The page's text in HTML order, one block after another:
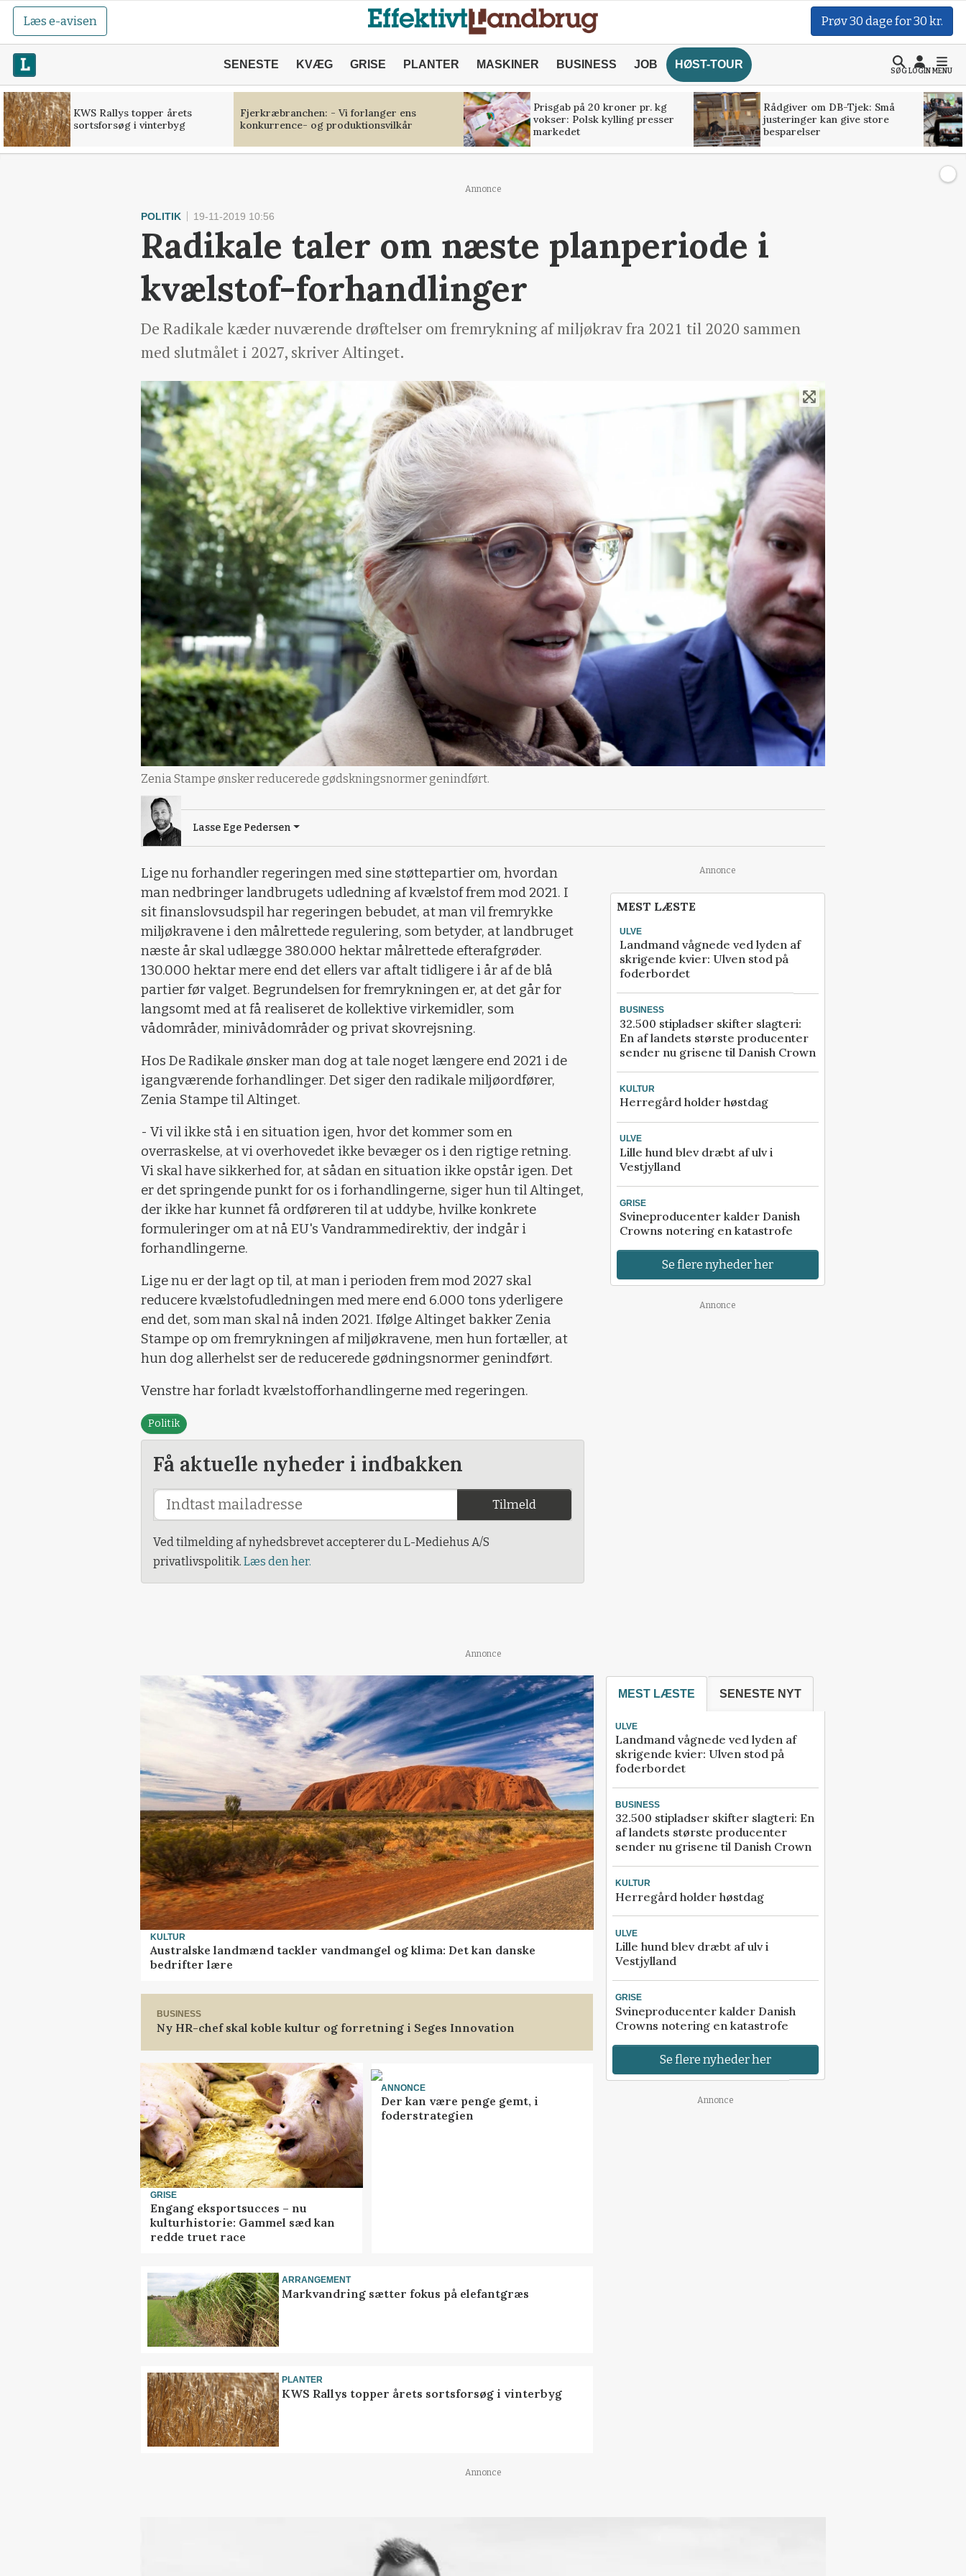
Læs e-avisen Prøv 30 dage for 30 kr.
SENESTE KVÆG GRISE PLANTER MASKINER BUSINESS JOB HØST-TOUR
SØGLOGINMENU
KWS Rallys topper årets
sortsforsøg i vinterbyg
Fjerkræbranchen: - Vi forlanger ens
konkurrence- og produktionsvilkår
Prisgab på 20 kroner pr. kg
vokser: Polsk kylling presser
markedet
Rådgiver om DB-Tjek: Små
justeringer kan give store
besparelser
Annonce
POLITIK 19-11-2019 10:56
Radikale taler om næste planperiode i
kvælstof-forhandlinger
De Radikale kæder nuværende drøftelser om fremrykning af miljøkrav fra 2021 til 2020 sammen
med slutmålet i 2027, skriver Altinget.
Zenia Stampe ønsker reducerede gødskningsnormer genindført.
Lasse Ege Pedersen
Lige nu forhandler regeringen med sine støttepartier om, hvordan
man nedbringer landbrugets udledning af kvælstof frem mod 2021. I
sit finanslovsudspil har regeringen bebudet, at man vil fremrykke
miljøkravene i den målrettede regulering, som betyder, at landbruget
næste år skal udlægge 380.000 hektar målrettede efterafgrøder.
130.000 hektar mere end det ellers var aftalt tidligere i år af de blå
partier før valget. Begrundelsen for fremrykningen er, at det går for
langsomt med at få realiseret de kollektive virkemidler, som
vådområder, minivådområder og privat skovrejsning.
Hos De Radikale ønsker man dog at tale noget længere end 2021 i de
igangværende forhandlinger. Det siger den radikale miljøordfører,
Zenia Stampe til Altinget.
- Vi vil ikke stå i en situation igen, hvor det kommer som en
overraskelse, at vi overhovedet ikke bevæger os i den rigtige retning.
Vi skal have sikkerhed for, at sådan en situation ikke opstår igen. Det
er det springende punkt for os i forhandlingerne, siger hun til Altinget,
der ikke har kunnet få ordføreren til at uddybe, hvilke konkrete
formuleringer om at nå EU's Vandrammedirektiv, der indgår i
forhandlingerne.
Lige nu er der lagt op til, at man i perioden frem mod 2027 skal
reducere kvælstofudledningen med mere end 6.000 tons yderligere
end det, som man skal nå inden 2021. Ifølge Altinget bakker Zenia
Stampe op om fremrykningen af miljøkravene, men hun fortæller, at
hun dog allerhelst ser de reducerede gødningsnormer genindført.
Venstre har forladt kvælstofforhandlingerne med regeringen.
Politik
Få aktuelle nyheder i indbakken
Tilmeld
Ved tilmelding af nyhedsbrevet accepterer du L-Mediehus A/S
privatlivspolitik. Læs den her.
Annonce
MEST LÆSTE
ULVE
Landmand vågnede ved lyden af
skrigende kvier: Ulven stod på
foderbordet
BUSINESS
32.500 stipladser skifter slagteri:
En af landets største producenter
sender nu grisene til Danish Crown
KULTUR
Herregård holder høstdag
ULVE
Lille hund blev dræbt af ulv i
Vestjylland
GRISE
Svineproducenter kalder Danish
Crowns notering en katastrofe
Se flere nyheder her
Annonce
Annonce
KULTUR
Australske landmænd tackler vandmangel og klima: Det kan danske
bedrifter lære
BUSINESS
Ny HR-chef skal koble kultur og forretning i Seges Innovation
GRISE
Engang eksportsucces – nu
kulturhistorie: Gammel sæd kan
redde truet race
ANNONCE
Der kan være penge gemt, i
foderstrategien
ARRANGEMENT
Markvandring sætter fokus på elefantgræs
PLANTER
KWS Rallys topper årets sortsforsøg i vinterbyg
MEST LÆSTE SENESTE NYT
ULVE
Landmand vågnede ved lyden af
skrigende kvier: Ulven stod på
foderbordet
BUSINESS
32.500 stipladser skifter slagteri: En
af landets største producenter
sender nu grisene til Danish Crown
KULTUR
Herregård holder høstdag
ULVE
Lille hund blev dræbt af ulv i
Vestjylland
GRISE
Svineproducenter kalder Danish
Crowns notering en katastrofe
Se flere nyheder her
Annonce
Annonce